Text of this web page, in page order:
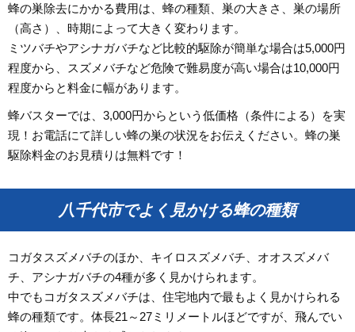
蜂の巣除去にかかる費用は、蜂の種類、巣の大きさ、巣の場所
（高さ）、時期によって大きく変わります。
ミツバチやアシナガバチなど比較的駆除が簡単な場合は5,000円
程度から、スズメバチなど危険で難易度が高い場合は10,000円
程度からと料金に幅があります。
蜂バスターでは、3,000円からという低価格（条件による）を実
現！お電話にて詳しい蜂の巣の状況をお伝えください。蜂の巣
駆除料金のお見積りは無料です！
八千代市でよく見かける蜂の種類
コガタスズメバチのほか、キイロスズメバチ、オオスズメバ
チ、アシナガバチの4種が多く見かけられます。
中でもコガタスズメバチは、住宅地内で最もよく見かけられる
蜂の種類です。体長21～27ミリメートルほどですが、飛んでい